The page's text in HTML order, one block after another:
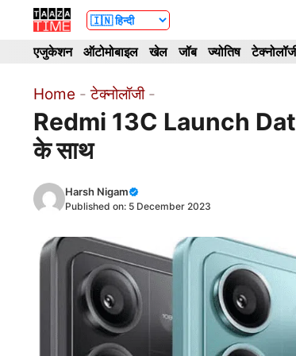
contentएजुकेशन ऑटोमोबाइल खेल जॉब ज्योतिष
Home -टेक्नोलॉजी-
Redmi 13C Launch Date
के साथ
Harsh Nigam
Published on: 5 December 2023